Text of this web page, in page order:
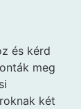
és kérd
meg
két